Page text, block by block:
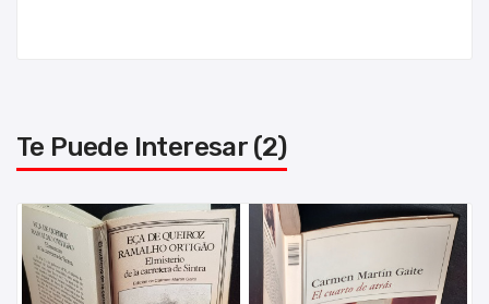
Te Puede Interesar (2)